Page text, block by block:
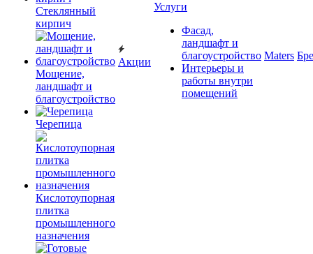
Cтеклянный
кирпич
Мощение,
ландшафт и
благоустройство
Черепица
Кислотоупорная
плитка
промышленного
назначения
Акции
Услуги
Фасад,
ландшафт и
благоустройство
Интерьеры и
работы внутри
помещений
Maters